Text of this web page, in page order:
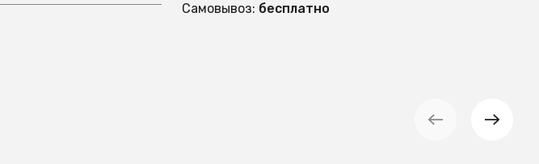
Самовывоз: бесплатно